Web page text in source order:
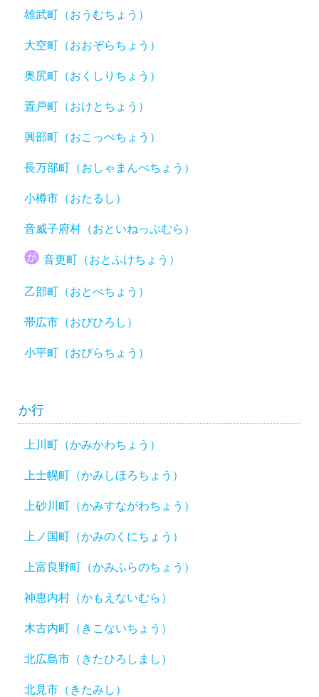
雄武町（おうむちょう）
大空町（おおぞらちょう）
奥尻町（おくしりちょう）
置戸町（おけとちょう）
興部町（おこっぺちょう）
長万部町（おしゃまんべちょう）
小樽市（おたるし）
音威子府村（おといねっぷむら）
音更町（おとふけちょう）
乙部町（おとべちょう）
帯広市（おびひろし）
小平町（おびらちょう）
か行
上川町（かみかわちょう）
上士幌町（かみしほろちょう）
上砂川町（かみすながわちょう）
上ノ国町（かみのくにちょう）
上富良野町（かみふらのちょう）
神恵内村（かもえないむら）
木古内町（きこないちょう）
北広島市（きたひろしまし）
北見市（きたみし）